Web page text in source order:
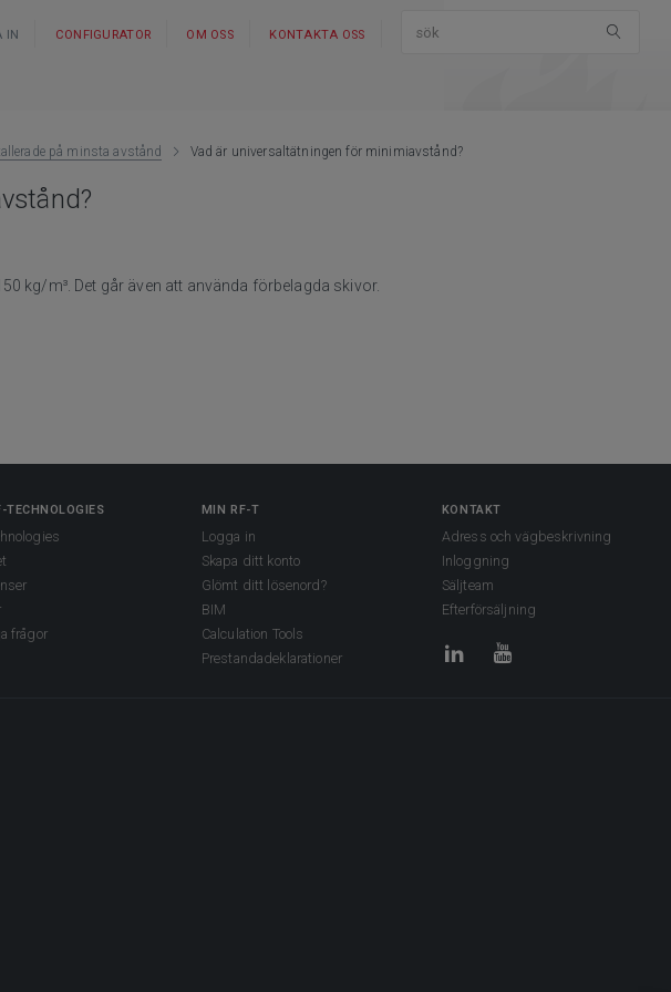
IN CONFIGURATOR OM OSS KONTAKTA OSS
på minsta avstånd Vad är universaltätningen för minimiavstånd?
kg/m³. Det går även att använda förbelagda skivor.
TECHNOLOGIES
frågor
MIN RF-T
Logga in
Skapa ditt konto
Glömt ditt lösenord?
BIM
Calculation Tools
Prestandadeklarationer
KONTAKT
Adress och vägbeskrivning
Inloggning
Säljteam
Efterförsäljning